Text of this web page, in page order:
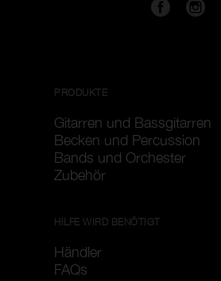
PRODUKTE
Gitarren und Bassgitarren
Becken und Percussion
Bands und Orchester
Zubehör
HILFE WIRD BENÖTIGT
Händler
FAQs